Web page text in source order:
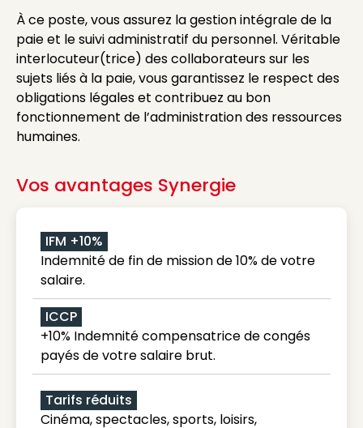
À ce poste, vous assurez la gestion intégrale de la
paie et le suivi administratif du personnel. Véritable
interlocuteur(trice) des collaborateurs sur les
sujets liés à la paie, vous garantissez le respect des
obligations légales et contribuez au bon
fonctionnement de l’administration des ressources
humaines.
Vos avantages Synergie
IFM +10%
Indemnité de fin de mission de 10% de votre
salaire.
ICCP
+10% Indemnité compensatrice de congés
payés de votre salaire brut.
Tarifs réduits
Cinéma, spectacles, sports, loisirs,